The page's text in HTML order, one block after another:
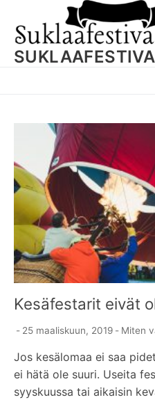
content
Kesäfestarit eivät
- 25 maaliskuun, 2019 - Miten
Jos kesälomaa ei saa
ei hätä ole suuri. Useita
syyskuussa tai aikaisin